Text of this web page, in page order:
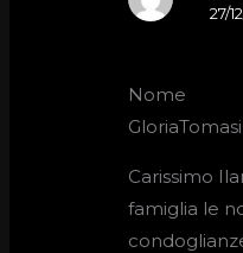
27/
Nome
Carissimo
famiglia le